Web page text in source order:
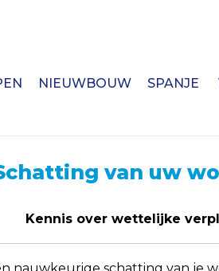
NIEUWBOUW SPANJE
van uw
Kennis over wettelijke